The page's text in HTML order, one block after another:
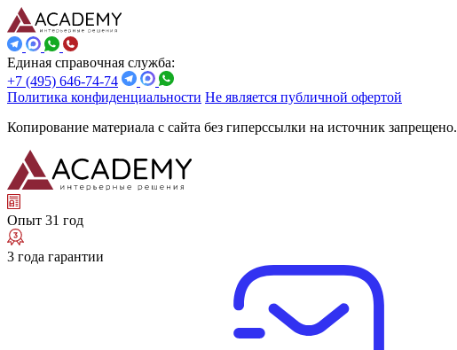
Единая справочная служба:
+7 (495) 646-74-74
Политика конфиденциальности Не является публичной офертой
Копирование материала с сайта без гиперссылки на источник запрещено.
Опыт 31 год
3 года гарантии